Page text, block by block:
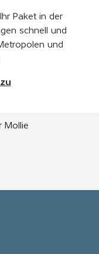
Paket in der
schnell und
und
Mollie